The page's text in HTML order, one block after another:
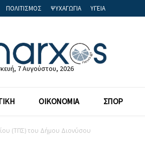
ΠΟΛΙΤΙΣΜΟΣ ΨΥΧΑΓΩΓΙΑ ΥΓΕΙΑ
7 Αυγούστου, 2026
ΟΙΚΟΝΟΜΙΑ ΣΠΟΡ
(ΤΠΣ) του Δήμου Διονύσου